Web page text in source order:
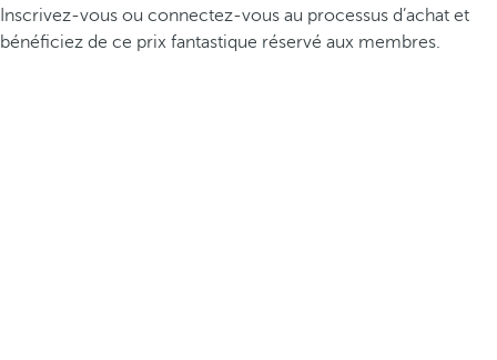
Inscrivez-vous ou connectez-vous au processus d’achat et
bénéficiez de ce prix fantastique réservé aux membres.